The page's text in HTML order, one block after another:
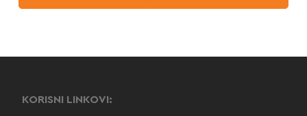
KORISNI LINKOVI: